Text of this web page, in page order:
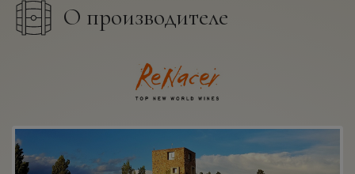
О производителе